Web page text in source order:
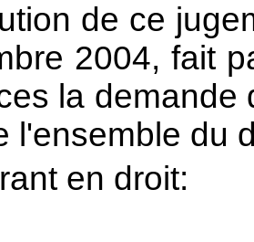
de ce
2004, fait
la demande
l'ensemble du
en droit: